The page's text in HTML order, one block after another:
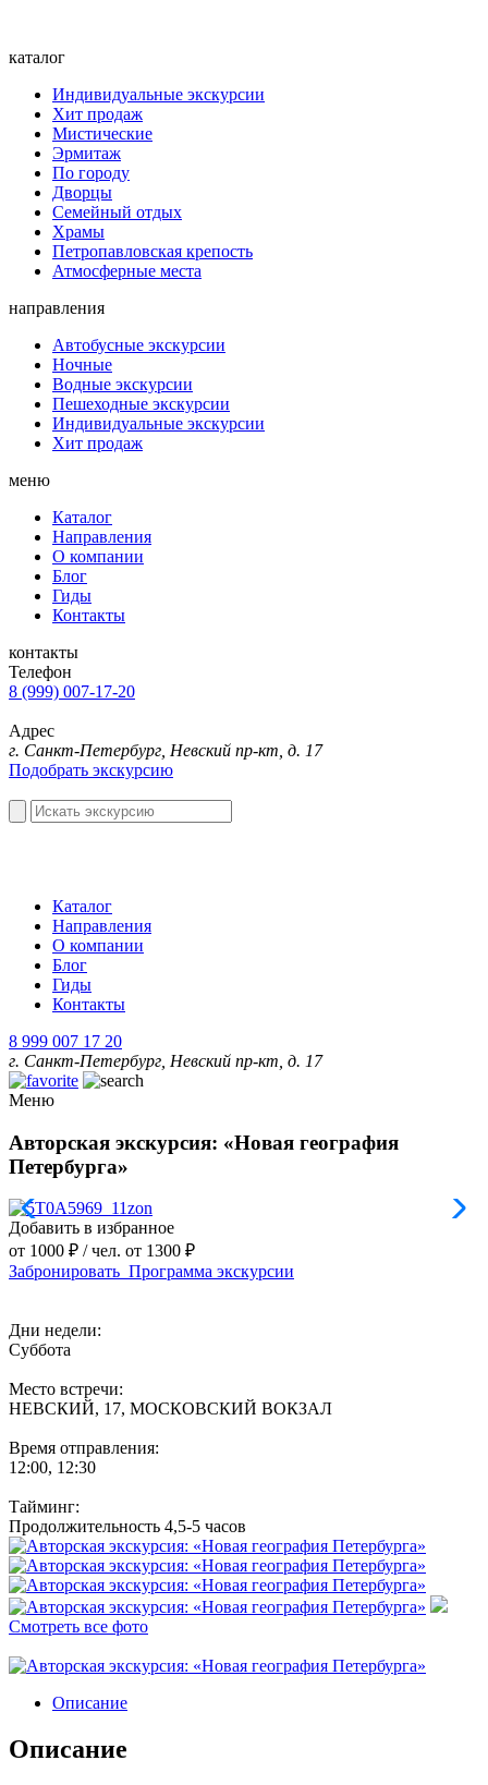
каталог
Индивидуальные экскурсии
Хит продаж
Мистические
Эрмитаж
По городу
Дворцы
Семейный отдых
Храмы
Петропавловская крепость
Атмосферные места
направления
Автобусные экскурсии
Ночные
Водные экскурсии
Пешеходные экскурсии
Индивидуальные экскурсии
Хит продаж
меню
Каталог
Направления
О компании
Блог
Гиды
Контакты
контакты
Телефон
8 (999) 007-17-20
Адрес
г. Санкт-Петербург, Невский пр-кт, д. 17
Подобрать экскурсию
Каталог
Направления
О компании
Блог
Гиды
Контакты
8 999 007 17 20
г. Санкт-Петербург, Невский пр-кт, д. 17
Меню
Авторская экскурсия: «Новая география
Петербурга»
Добавить в избранное
от 1000 ₽ / чел. от 1300 ₽
Забронировать Программа экскурсии
Дни недели:
Cуббота
Место встречи:
НЕВСКИЙ, 17, МОСКОВСКИЙ ВОКЗАЛ
Время отправления:
12:00, 12:30
Тайминг:
Продолжительность 4,5-5 часов
Смотреть все фото
Описание
Описание